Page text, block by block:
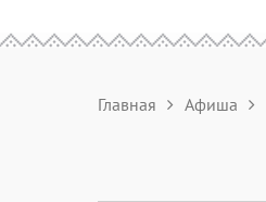
Главная Афиша